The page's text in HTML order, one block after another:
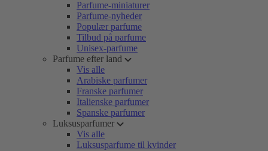
Parfume-miniaturer
Parfume-nyheder
Populær parfume
Tilbud på parfume
Unisex-parfume
Parfume efter land
Vis alle
Arabiske parfumer
Franske parfumer
Italienske parfumer
Spanske parfumer
Luksusparfumer
Vis alle
Luksusparfume til kvinder